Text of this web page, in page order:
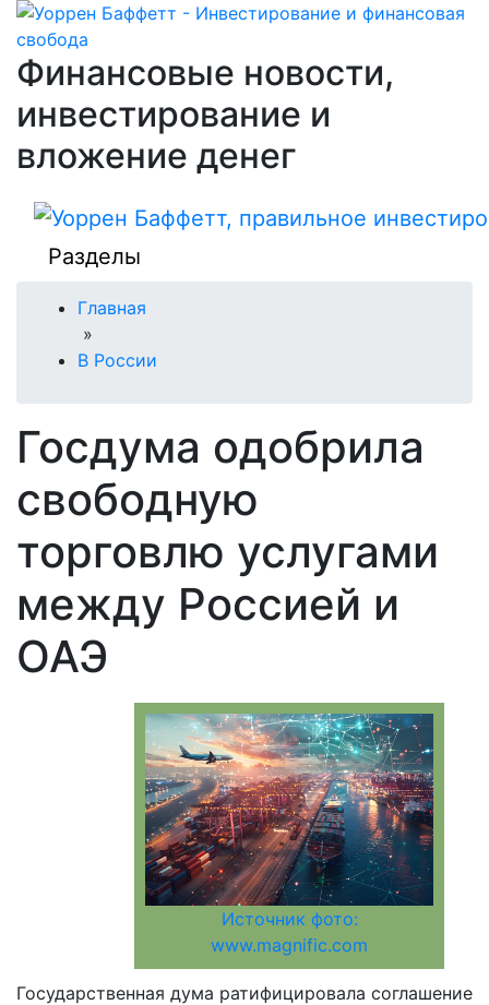
Финансовые новости,
инвестирование и
вложение денег
Разделы
Главная
»
В России
Госдума одобрила
свободную
торговлю услугами
между Россией и
ОАЭ
Источник фото:
www.magnific.com
Государственная дума ратифицировала соглашение